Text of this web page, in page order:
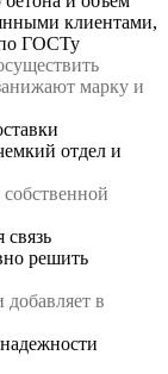
клиентами,
по ГОСТу
марку и
отдел и
связь
решить
в